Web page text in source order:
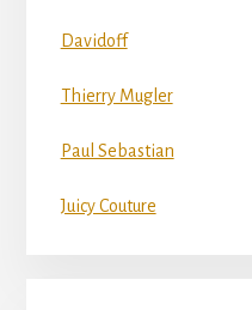
Davidoff
Thierry Mugler
Paul Sebastian
Juicy Couture